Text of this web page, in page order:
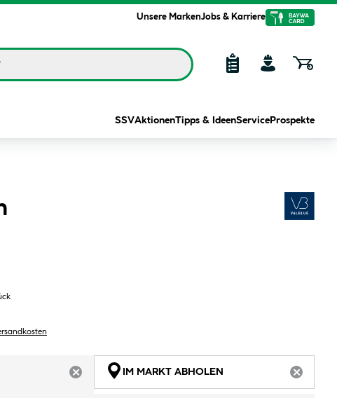
Unsere MarkenJobs & Karriere
SSVAktionenTipps & IdeenService Prospekte
ARTIKEL NICHT VERFÜGBAR
IM MARKT ABHOLEN